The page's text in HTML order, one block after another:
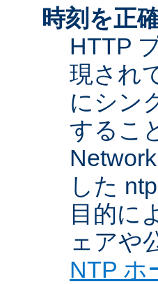
時刻を正
HTTP
現され
にシン
するこ
した
目的に
ェアや
NTP ホ